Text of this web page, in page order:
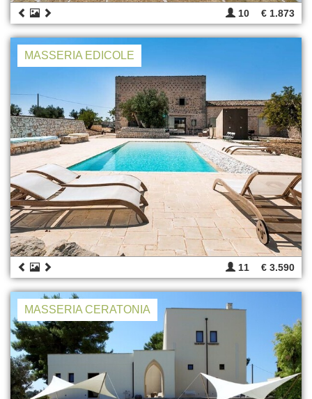
10 € 1.873
MASSERIA EDICOLE
11 € 3.590
MASSERIA CERATONIA